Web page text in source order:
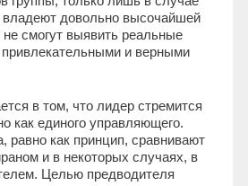
владеют довольно высочайшей
не смогут выявить реальные
и верными
в том, что лидер стремится
как единого управляющего.
равно как принцип, сравнивают
и в некоторых случаях, в
Целью предводителя